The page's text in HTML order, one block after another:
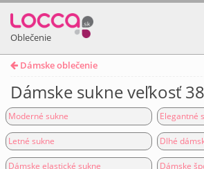
Oblečenie
Dámske oblečenie
Dámske sukne veľkosť 38
Moderné sukne Elegantné
Letné sukne Dlhé
Dámske elastické sukne Dámske